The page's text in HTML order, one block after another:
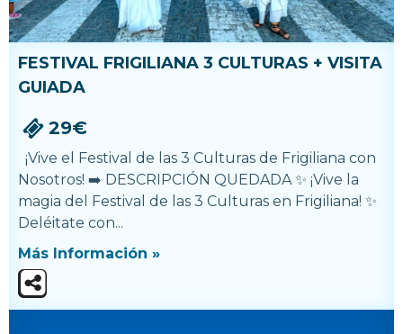
FESTIVAL FRIGILIANA 3 CULTURAS + VISITA
GUIADA
29€
¡Vive el Festival de las 3 Culturas de Frigiliana con
Nosotros! ➡️ DESCRIPCIÓN QUEDADA ✨ ¡Vive la
magia del Festival de las 3 Culturas en Frigiliana! ✨
Deléitate con...
Más Información »